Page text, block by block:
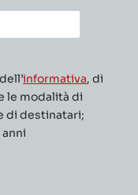
informativa, di
le modalità di
di destinatari;